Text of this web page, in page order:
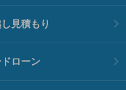
見積もり
ローン